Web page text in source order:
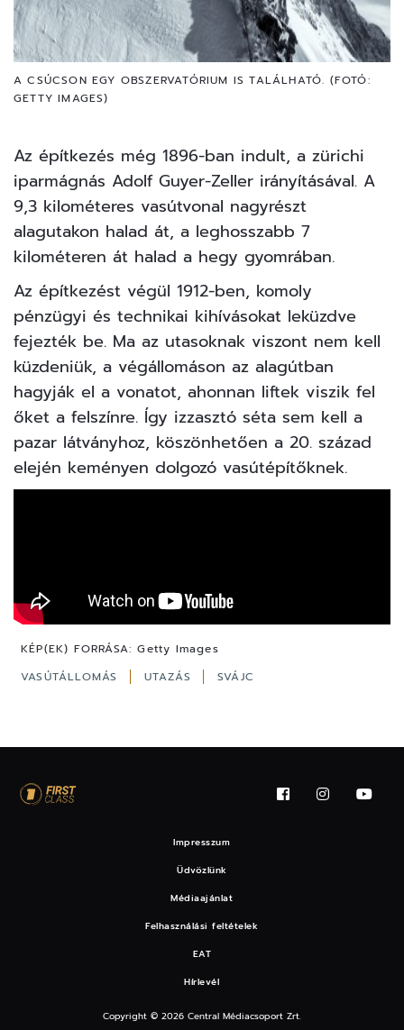
A CSÚCSON EGY OBSZERVATÓRIUM IS TALÁLHATÓ. (FOTÓ:
GETTY IMAGES)
Az építkezés még 1896-ban indult, a zürichi
iparmágnás Adolf Guyer-Zeller irányításával. A
9,3 kilométeres vasútvonal nagyrészt
alagutakon halad át, a leghosszabb 7
kilométeren át halad a hegy gyomrában.
Az építkezést végül 1912-ben, komoly
pénzügyi és technikai kihívásokat leküzdve
fejezték be. Ma az utasoknak viszont nem kell
küzdeniük, a végállomáson az alagútban
hagyják el a vonatot, ahonnan liftek viszik fel
őket a felszínre. Így izzasztó séta sem kell a
pazar látványhoz, köszönhetően a 20. század
elején keményen dolgozó vasútépítőknek.
KÉP(EK) FORRÁSA: Getty Images
VASÚTÁLLOMÁS
UTAZÁS SVÁJC
Impresszum
Üdvözlünk
Médiaajánlat
Felhasználási feltételek
EAT
Hírlevél
Copyright © 2026 Central Médiacsoport Zrt.